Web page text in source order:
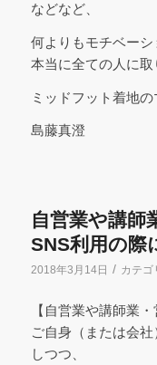
などなど、
何よりもモチベー
本当に全ての人に取
ミッドフット着地の
島藤真澄
自営業や講師
SNS利用の際
2018年3月14日 / カテゴ
【自営業や講師業
ご自身（または会
しつつ、